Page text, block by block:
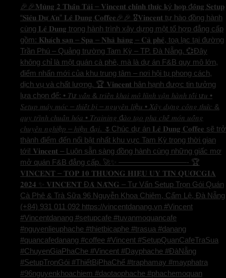
🎉🎉𝐌𝐮̀𝐧𝐠 𝟐 𝐓𝐡𝐚̂̀𝐧 𝐓𝐚̀𝐢 – 𝐕𝐢𝐧𝐜𝐞𝐧𝐭 𝐜𝐡𝐢́𝐧𝐡 𝐭𝐡𝐮̛́𝐜 𝐤ý 𝐡𝐨̛̣𝐩 đ𝐨̂̀𝐧𝐠 𝐒𝐞𝐭𝐮𝐩
“𝐒𝐢𝐞̂𝐮 𝐃𝐮̛̣ 𝐀́𝐧” 𝐋𝐞̂ 𝐃𝐮𝐧𝐠 𝐂𝐨𝐟𝐟𝐞𝐞🎉🎉 🎖️𝐕𝐢𝐧𝐜𝐞𝐧𝐭 tự hào đồng hành
cùng 𝐋𝐞̂ 𝐃𝐮𝐧𝐠 trong hành trình xây dựng một tổ hợp đẳng cấp
gồm: 𝐊𝐡𝐚́𝐜𝐡 𝐬𝐚̣𝐧 – 𝐒𝐩𝐚 – 𝐍𝐡𝐚̀ 𝐡𝐚̀𝐧𝐠 – 𝐂𝐚̀ 𝐩𝐡𝐞̂, toạ lạc tại đường
Trần Phú – Quảng trường Tam Kỳ – TP. Đà Nẵng. 💞Đây
không chỉ là một quán cà phê, mà là dự án F&B quy mô lớn,
điểm nhấn mới của khu trung tâm – nơi hội tụ phong cách,
dịch vụ và chất lượng. 🏆 𝐕𝐢𝐧𝐜𝐞𝐧𝐭 hân hạnh được tin tưởng
lựa chọn để: • 𝑇ư 𝑣𝑎̂́𝑛 & 𝑡𝑟𝑖𝑒̂̉𝑛 𝑘ℎ𝑎𝑖 𝑚𝑜̂ ℎ𝑖̀𝑛ℎ 𝑣𝑎̣̂𝑛 ℎ𝑎̀𝑛ℎ 𝑡𝑜̂́𝑖 ư𝑢 •
𝑆𝑒𝑡𝑢𝑝 𝑚𝑎́𝑦 𝑚𝑜́𝑐 – 𝑡ℎ𝑖𝑒̂́𝑡 𝑏𝑖̣ – 𝑛𝑔𝑢𝑦𝑒̂𝑛 𝑙𝑖ệ𝑢 • 𝑋𝑎̂𝑦 𝑑𝑢̛̣𝑛𝑔 𝑐𝑜̂𝑛𝑔 𝑡ℎ𝑢̛́𝑐 &
𝑞𝑢𝑦 𝑡𝑟𝑖̀𝑛ℎ 𝑐ℎ𝑢𝑎̂̉𝑛 ℎ𝑜́𝑎 • 𝑇𝑟𝑎𝑖𝑛𝑖𝑛𝑔 đ𝑎̀𝑜 𝑡𝑎̣𝑜 𝑝ℎ𝑎 𝑐ℎ𝑒̂́ 𝑚𝑜́𝑛 𝑢𝑜̂́𝑛𝑔
𝑐ℎ𝑢𝑦𝑒̂𝑛 𝑛𝑔ℎ𝑖ệ𝑝 – ℎ𝑖ệ𝑛 đ𝑎̣𝑖. 🌷Chúc dự án 𝐋𝐞̂ 𝐃𝐮𝐧𝐠 𝐂𝐨𝐟𝐟𝐞𝐞 sẽ trở
thành điểm đến nổi bật nhất khu vực Tam Kỳ trong thời gian
tới! 𝐕𝐢𝐧𝐜𝐞𝐧𝐭 – Luôn sẵn sàng đồng hành cùng những giấc mơ
mở quán F&B đẳng cấp. 🚀✨ —————————- 🏆
𝐕𝐈𝐍𝐂𝐄𝐍𝐓 – 𝐓𝐎𝐏 𝟏𝟎 𝐓𝐇𝐔̛𝐎̛𝐍𝐆 𝐇𝐈𝐄̣̂𝐔 𝐔𝐘 𝐓𝐈́𝐍 𝐐𝐔𝐎̂́𝐂𝐆𝐈𝐀
𝟐𝟎𝟐𝟒 ✨ 𝐕𝐈𝐍𝐂𝐄𝐍𝐓 Đ𝐀̀ 𝐍𝐀̆̃𝐍𝐆 – Tư Vấn Setup Trọn Gói Quán
Cà Phê & Trà Sữa 96 Nguyễn Khoa Chiêm, Cẩm Lệ, Đà Nẵng
(+84) 931 011 092 https://vincentdanang.vn #Vincent
#Vincentdanang #setupcafe #tuvanmoquancafe
#nguyenlieuphache #thietbicaphe #trasua #danang
#quancafedanang #coffee #Vincent #SetupQuanCafeTraSua
#ChuyenGiaPhaChe #Vincent #Dayphache #ĐàNẵng
#SetupTrọnGói #ThiếtBịPhaChế #traphamay #mayphatra
#96nguyenkhoachiem #daotaophache #phachemoquan